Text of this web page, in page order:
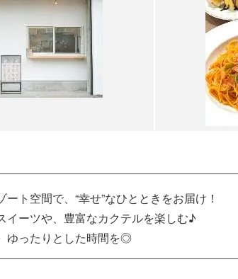
ト空間で、“幸せ”なひとときをお届け！
イーツや、豊富なカクテルを楽しむ♪
ゆったりとした時間を◎